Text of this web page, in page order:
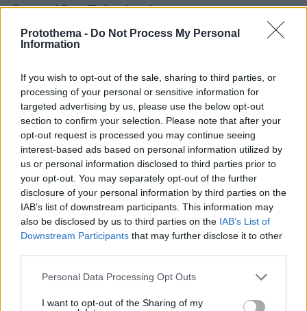
Protothema - Do Not Process My Personal
Information
If you wish to opt-out of the sale, sharing to third parties, or
processing of your personal or sensitive information for
targeted advertising by us, please use the below opt-out
section to confirm your selection. Please note that after your
opt-out request is processed you may continue seeing
interest-based ads based on personal information utilized by
us or personal information disclosed to third parties prior to
your opt-out. You may separately opt-out of the further
disclosure of your personal information by third parties on the
IAB’s list of downstream participants. This information may
also be disclosed by us to third parties on the IAB’s List of
Downstream Participants that may further disclose it to other
Please note that this website/app uses one or more Google
not limited to your visit or usage behaviour. You may click to
Personal Data Processing Opt Outs
I want to opt-out of the Sharing of my
Ορεστιάδας Πολυνίκης)
5.000 μ.: Κώστας Σταμούλης (ΓΑΣ Αγρινίου)
3.000 μ. στιπλ: Νέστορας Κολιός (ΑΓΣ
110 μ. εμπ.: Αναστάσης Ηλιόπουλος (ΓΣ
Κηφισιάς)
400 μ. εμπ.: Δημήτρης Λεβαντίνος
(Παναθηναϊκός ΑΟ)
Ύψος: Αντώνης Μέρλος (ΠΑΟΚ)
Επί Κοντώ: Εμμανουήλ Καραλής (Ολυμπιακός
ΣΦΠ)
Μήκος: Μίλτος Τεντόγλου (ΓΣ Κηφισιάς)
Τριπλούν: Ανδρέας Πανταζής (ΑΟ Μεγάρων)
Σφαιροβολία: Κώστας Γεννίκης (ΟΦΚΑ Σέρρες)
Δισκοβολία: Δημήτρης Παυλίδης (ΑΣ Αίας
Κιλκίς)